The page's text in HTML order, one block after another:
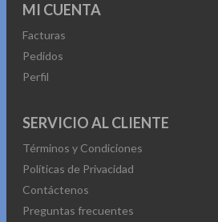
MI CUENTA
Facturas
Pedidos
Perfil
SERVICIO AL CLIENTE
Términos y Condiciones
Políticas de Privacidad
Contáctenos
Preguntas frecuentes